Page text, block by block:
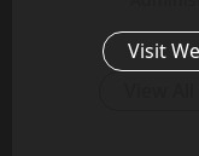
Visit